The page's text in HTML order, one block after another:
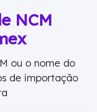
NCM
ou o nome do
de importação